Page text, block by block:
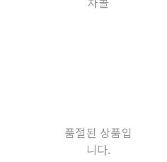
품절된 상품입
니다.